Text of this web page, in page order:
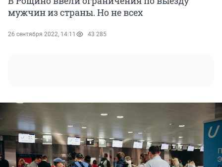
мужчин из страны. Но не всех
26 сентября 2022, 14:11 43 285